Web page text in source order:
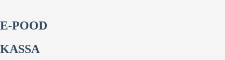
E-POOD
KASSA